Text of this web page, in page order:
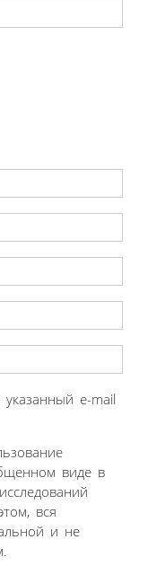
e-mail
виде в
вся
и не